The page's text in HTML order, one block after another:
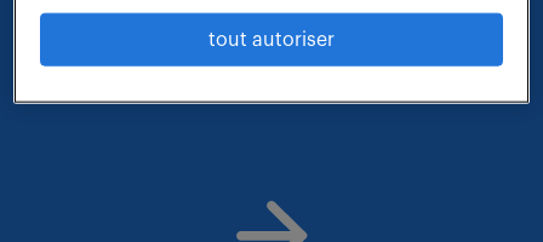
- lieu : nouvelle-aquitaine
tout autoriser